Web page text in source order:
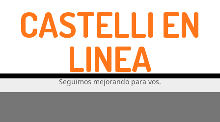
CASTELLI EN
LINEA
Seguimos mejorando para vos.